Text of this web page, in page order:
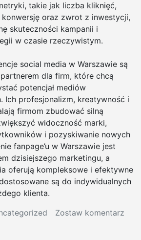
takie jak liczba kliknięć,
oraz zwrot z inwestycji,
skuteczności kampanii i
w czasie rzeczywistym.
social media w Warszawie są
dla firm, które chcą
potencjał mediów
Ich profesjonalizm, kreatywność i
firmom zbudować silną
widoczność marki,
i pozyskiwanie nowych
fanpage’u w Warszawie jest
dzisiejszego marketingu, a
oferują kompleksowe i efektywne
są do indywidualnych
klienta.
Zostaw komentarz